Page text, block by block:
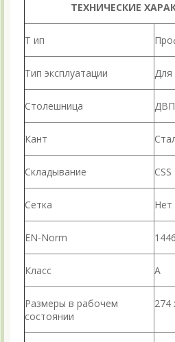
ТЕХНИЧЕСКИЕ
Т ип
Тип эксплуатации Для
Столешница
Кант
Складывание CSS
Сетка Нет
EN-Norm
Класс А
Размеры в рабочем
состоянии
274